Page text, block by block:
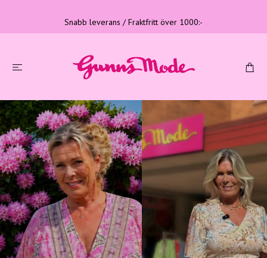
Snabb leverans / Fraktfritt över 1000:-
Tre generationer
Familjeföretag med lång erfarenhet
LÄS MER